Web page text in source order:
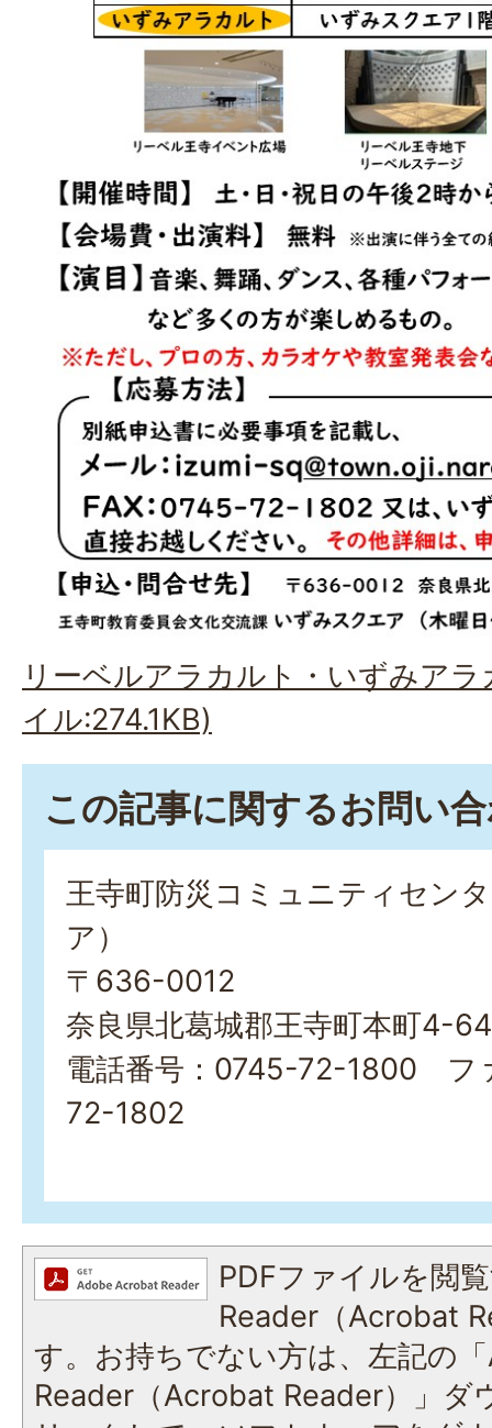
リーベルアラカルト・いずみア
イル:274.1KB)
この記事に関するお問い
王寺町防災コミュニティセン
ア）
〒636-0012
奈良県北葛城郡王寺町本町4-
電話番号：0745-72-1800 フ
72-1802
PDFファイルを閲
Reader（Acrobat
す。お持ちでない方は、左記の
Reader（Acrobat Reader）」ダ